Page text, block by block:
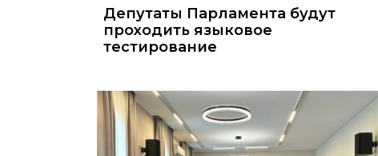
Депутаты Парламента будут
проходить языковое
тестирование